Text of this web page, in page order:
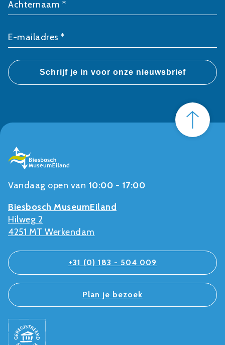
Achternaam *
E-mailadres *
Vandaag open van 10:00 - 17:00
Biesbosch MuseumEiland
Hilweg 2
4251 MT Werkendam
+31 (0) 183 - 504 009
Plan je bezoek